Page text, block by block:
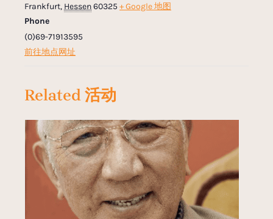
Frankfurt, Hessen60325 + Google 地图
Phone
(0)69-71913595
前往地点网址
Related 活动